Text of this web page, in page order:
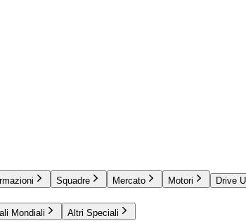
Squadre Mercato Motori Drive
Mondiali Altri Speciali